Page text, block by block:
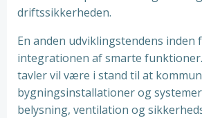
driftssikkerheden.
En anden udviklingstendens inden
integrationen af smarte
tavler vil være i stand til at
bygningsinstallationer og
belysning, ventilation og